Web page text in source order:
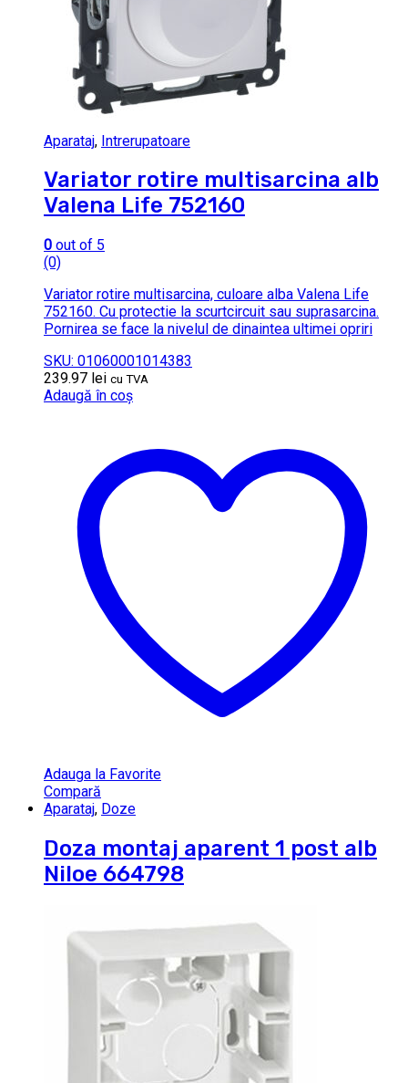
Aparataj, Intrerupatoare
Variator rotire multisarcina alb
Valena Life 752160
0 out of 5
(0)
Variator rotire multisarcina, culoare alba Valena Life
752160. Cu protectie la scurtcircuit sau suprasarcina.
Pornirea se face la nivelul de dinaintea ultimei opriri
SKU: 01060001014383
239.97 lei cu TVA
Adaugă în coș
Adauga la Favorite
Compară
Aparataj, Doze
Doza montaj aparent 1 post alb
Niloe 664798